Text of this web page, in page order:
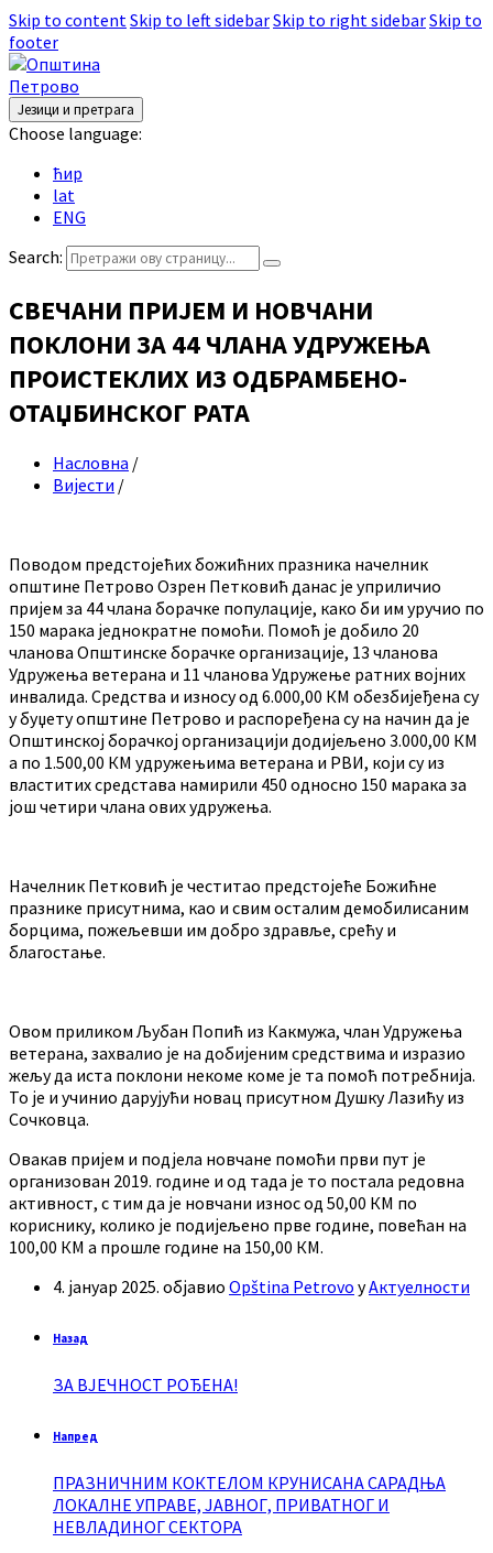
Skip to contentSkip to left sidebarSkip to right sidebarSkip to
footer
Језици и претрага
Choose language:
ћир
lat
ENG
Search:
СВЕЧАНИ ПРИЈЕМ И НОВЧАНИ
ПОКЛОНИ ЗА 44 ЧЛАНА УДРУЖЕЊА
ПРОИСТЕКЛИХ ИЗ ОДБРАМБЕНО-
ОТАЏБИНСКОГ РАТА
Насловна /
Вијести /
Поводом предстојећих божићних празника начелник
општине Петрово Озрен Петковић данас је уприличио
пријем за 44 члана борачке популације, како би им уручио по
150 марака једнократне помоћи. Помоћ је добило 20
чланова Општинске борачке организације, 13 чланова
Удружења ветерана и 11 чланова Удружење ратних војних
инвалида. Средства и износу од 6.000,00 КМ обезбијеђена су
у буџету општине Петрово и распоређена су на начин да је
Општинској борачкој организацији додијељено 3.000,00 КМ
а по 1.500,00 КМ удружењима ветерана и РВИ, који су из
властитих средстава намирили 450 односно 150 марака за
још четири члана ових удружења.
Начелник Петковић је честитао предстојеће Божићне
празнике присутнима, као и свим осталим демобилисаним
борцима, пожељевши им добро здравље, срећу и
благостање.
Овом приликом Љубан Попић из Какмужа, члан Удружења
ветерана, захвалио је на добијеним средствима и изразио
жељу да иста поклони некоме коме је та помоћ потребнија.
То је и учинио дарујући новац присутном Душку Лазићу из
Сочковца.
Овакав пријем и подјела новчане помоћи први пут је
организован 2019. године и од тада је то постала редовна
активност, с тим да је новчани износ од 50,00 КМ по
кориснику, колико је подијељено прве године, повећан на
100,00 КМ а прошле године на 150,00 КМ.
4. јануар 2025. објавио Opština Petrovo уАктуелности
Назад
ЗА ВЈЕЧНОСТ РОЂЕНА!
Напред
ПРАЗНИЧНИМ КОКТЕЛОМ КРУНИСАНА САРАДЊА
ЛОКАЛНЕ УПРАВЕ, ЈАВНОГ, ПРИВАТНОГ И
НЕВЛАДИНОГ СЕКТОРА